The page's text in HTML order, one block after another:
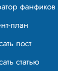
фанфиков
план
пост
статью